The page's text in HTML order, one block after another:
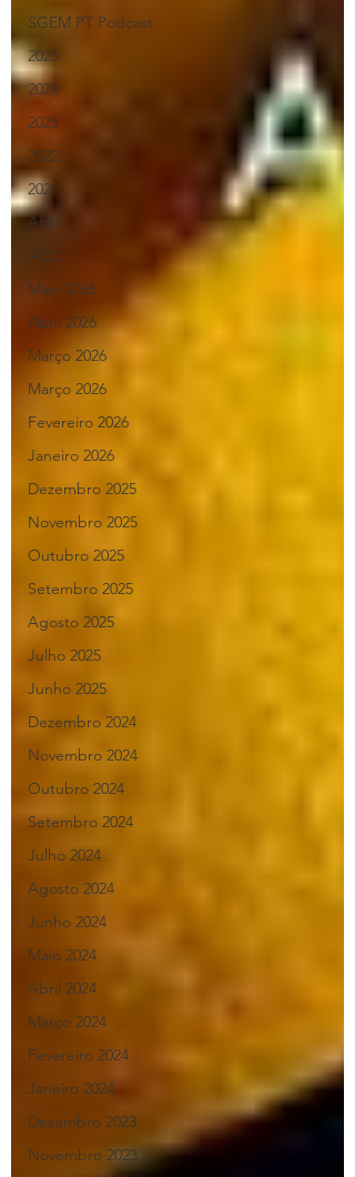
SGEM PT Podcast
2025
2024
2023
2022
2021
AHA
ACC
Maio 2026
Abril 2026
Março 2026
Março 2026
Fevereiro 2026
Janeiro 2026
Dezembro 2025
Novembro 2025
Outubro 2025
Setembro 2025
Agosto 2025
Julho 2025
Junho 2025
Dezembro 2024
Novembro 2024
Outubro 2024
Setembro 2024
Julho 2024
Agosto 2024
Junho 2024
Maio 2024
Abril 2024
Março 2024
Fevereiro 2024
Janeiro 2024
Dezembro 2023
Novembro 2023